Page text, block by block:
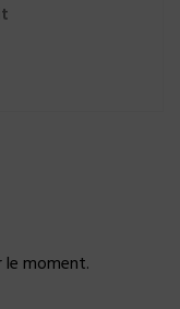
le moment.